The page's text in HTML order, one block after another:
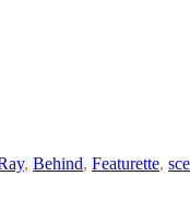
, Behind, Featurette,